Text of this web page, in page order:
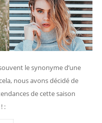
le synonyme d’une
nous avons décidé de
de cette saison
: